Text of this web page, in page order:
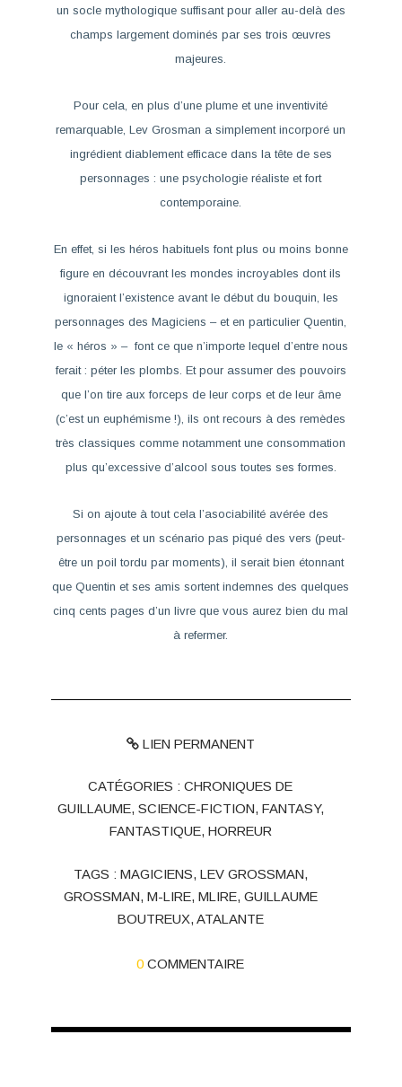
un socle mythologique suffisant pour aller au-delà des
champs largement dominés par ses trois œuvres
majeures.
Pour cela, en plus d’une plume et une inventivité
remarquable, Lev Grosman a simplement incorporé un
ingrédient diablement efficace dans la tête de ses
personnages : une psychologie réaliste et fort
contemporaine.
En effet, si les héros habituels font plus ou moins bonne
figure en découvrant les mondes incroyables dont ils
ignoraient l’existence avant le début du bouquin, les
personnages desMagiciens– et en particulier Quentin,
le « héros » – font ce que n’importe lequel d’entre nous
ferait : péter les plombs. Et pour assumer des pouvoirs
que l’on tire aux forceps de leur corps et de leur âme
(c’est un euphémisme !), ils ont recours à des remèdes
très classiques comme notamment une consommation
plus qu’excessive d’alcool sous toutes ses formes.
Si on ajoute à tout cela l’asociabilité avérée des
personnages et un scénario pas piqué des vers (peut-
être un poil tordu par moments), il serait bien étonnant
que Quentin et ses amis sortent indemnes des quelques
cinq cents pages d’un livre que vous aurez bien du mal
à refermer.
LIEN PERMANENT
CATÉGORIES :CHRONIQUES DE
GUILLAUME, SCIENCE-FICTION, FANTASY,
FANTASTIQUE, HORREUR
TAGS : MAGICIENS, LEV GROSSMAN,
GROSSMAN, M-LIRE, MLIRE, GUILLAUME
BOUTREUX, ATALANTE
0 COMMENTAIRE